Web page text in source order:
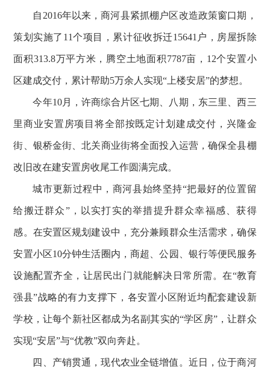
自2016年以来，商河县紧抓棚户区改造政策窗口期，
策划实施了11个项目，累计征收拆迁15641户，房屋拆除
面积313.8万平方米，腾空土地面积7787亩，12个安置小
区建成交付，累计帮助5万余人实现“上楼安居”的梦想。
今年10月，许商综合片区七期、八期，东三里、西三
里商业安置房项目将全部按既定计划建成交付，兴隆金
街、银桥金街、北关商业街将全面投入运营，确保全县棚
改旧改在建安置房收尾工作圆满完成。
城市更新过程中，商河县始终坚持“把最好的位置留
给搬迁群众”，以实打实的举措提升群众幸福感、获得
感。在安置区规划建设中，充分兼顾群众生活需求，确保
安置小区10分钟生活圈内，商超、公园、银行等便民服务
设施配置齐全，让居民出门就能解决日常所需。在“教育
强县”战略的有力支撑下，各安置小区附近均配套建设新
学校，让每个新社区都成为名副其实的“学区房”，让群众
实现“安居”与“优教”双向奔赴。
四、产销贯通，现代农业全链增值。近日，位于商河